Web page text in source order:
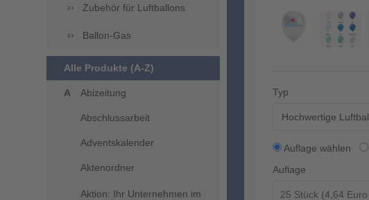
Zubehör für Luftballons
Ballon-Gas
Alle Produkte (A-Z)
Abizeitung
Abschlussarbeit
Adventskalender
Aktenordner
Aktion: Ihr Unternehmen im
Typ
Hochwertige
Auflage wählen
Auflage